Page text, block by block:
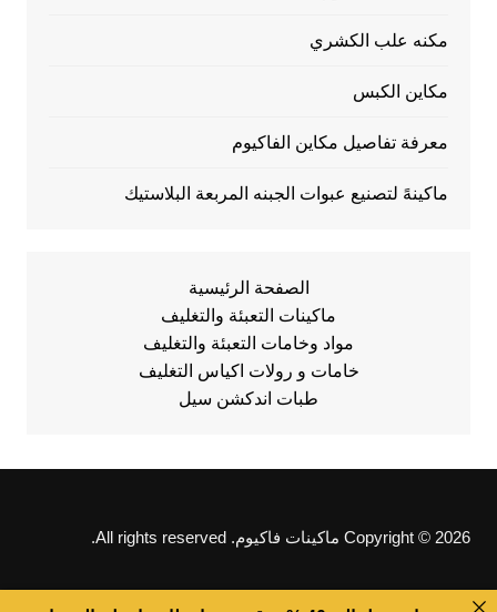
مكنه علب الكشري
مكاين الكبس
معرفة تفاصيل مكاين الفاكيوم
ماكينهً لتصنيع عبوات الجبنه المربعة البلاستيك
الصفحة الرئيسية
ماكينات التعبئة والتغليف
مواد وخامات التعبئة والتغليف
خامات و رولات اكياس التغليف
طبات اندكشن سيل
Copyright © 2026 ماكينات فاكيوم. All rights reserved.